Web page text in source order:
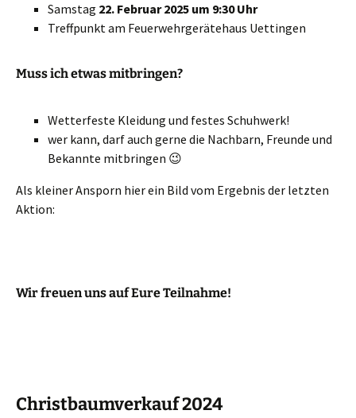
Samstag 22. Februar 2025 um 9:30 Uhr
Treffpunkt am Feuerwehrgerätehaus Uettingen
Muss ich etwas mitbringen?
Wetterfeste Kleidung und festes Schuhwerk!
wer kann, darf auch gerne die Nachbarn, Freunde und
Bekannte mitbringen 😉
Als kleiner Ansporn hier ein Bild vom Ergebnis der letzten
Aktion:
Wir freuen uns auf Eure Teilnahme!
Christbaumverkauf 2024